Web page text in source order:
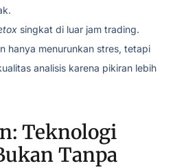
singkat di luar jam trading.
hanya menurunkan stres, tetapi
analisis karena pikiran lebih
Teknologi
Tanpa